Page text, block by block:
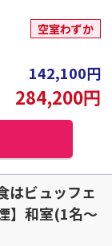
空室わずか
142,100円
284,200円
はビュッフェ
】和室(1名～